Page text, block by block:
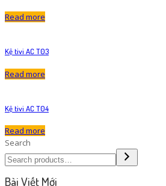
Read more
Kệ tivi AC T03
Read more
Kệ tivi AC T04
Read more
Search
Bài Viết Mới